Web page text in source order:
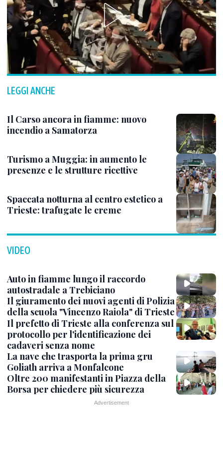
LEGGI ANCHE
Il Carso ancora in fiamme: nuovo
incendio a Samatorza
Turismo a Muggia: in aumento le
presenze e le strutture ricettive
Spaccata notturna al centro estetico a
Trieste: trafugate le creme
VIDEO
Auto in fiamme lungo il raccordo
autostradale a Trebiciano
Il giuramento dei nuovi agenti di Polizia
della scuola "Vincenzo Raiola" di Trieste
Il prefetto di Trieste alla conferenza sul
protocollo per l'identificazione dei
cadaveri senza nome
La nave che trasporta la prima gru
Goliath arriva a Monfalcone
Oltre 200 manifestanti in Piazza della
Borsa per chiedere più sicurezza